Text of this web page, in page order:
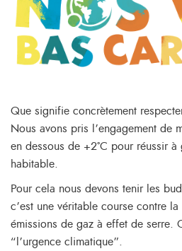
Que signifie concrètement
Nous avons pris l’engagement de
en dessous de +2°C pour réussir à
habitable.
Pour cela nous devons tenir les
c’est une véritable course contre
émissions de gaz à effet de serre.
“l’urgence climatique”.